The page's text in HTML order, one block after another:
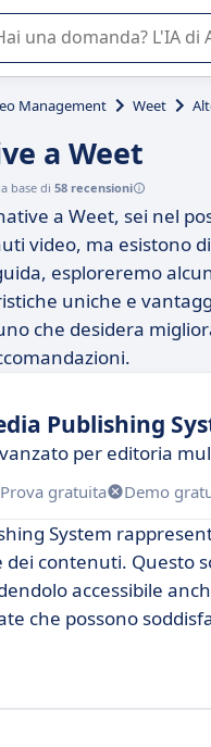
di Appvizer vi guida
Management Weet
a Weet
base di 58 recensioni
a Weet, sei nel
video, ma esistono
esploreremo
uniche e
che desidera
Publishing
per editoria
Prova gratuita Demo
System
dei contenuti. Questo
accessibile
che possono